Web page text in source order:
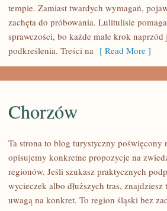
EDUKACJA
tempie. Zamiast twardych wymagań,
zachęta do próbowania. Lulitulisie
sprawczości, bo każde małe krok
podkreślenia. Treści na [ Read More ]
Chorzów
Ta strona to blog turystyczny poświęcony
opisujemy konkretne propozycje na
regionów. Jeśli szukasz praktycznych
wycieczek albo dłuższych tras,
uwagą na konkret. To region śląski bez